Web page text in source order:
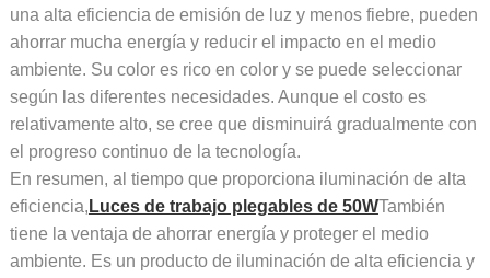
una alta eficiencia de emisión de luz y menos fiebre, pueden
ahorrar mucha energía y reducir el impacto en el medio
ambiente. Su color es rico en color y se puede seleccionar
según las diferentes necesidades. Aunque el costo es
relativamente alto, se cree que disminuirá gradualmente con
el progreso continuo de la tecnología.
En resumen, al tiempo que proporciona iluminación de alta
eficiencia, Luces de trabajo plegables de 50WTambién
tiene la ventaja de ahorrar energía y proteger el medio
ambiente. Es un producto de iluminación de alta eficiencia y